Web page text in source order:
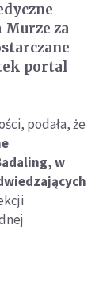
za
portal
podała, że
w